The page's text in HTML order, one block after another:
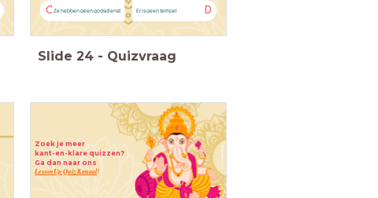
C Ze hebben geen godsdienst D
Er is geen tempel
Slide 24 - Quizvraag
Zoek je meer
kant-en-klare quizzen?
Ga dan naar ons
LessonUp Quiz Kanaal!